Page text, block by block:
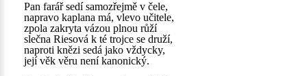
Pan farář sedí samozřejmě v čele,
napravo kaplana má, vlevo učitele,
zpola zakryta vázou plnou růží
slečna Riesová k té trojce se druží,
naproti knězi sedá jako vždycky,
její věk věru není kanonický.